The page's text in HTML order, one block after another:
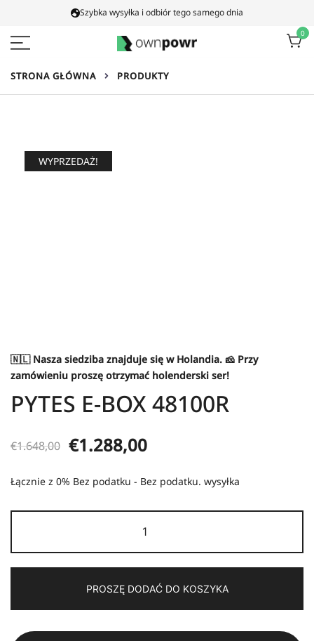
do
Szybka wysyłka i odbiór tego samego dnia
0
STRONA GŁÓWNA PRODUKTY
WYPRZEDAŻ!
🇳🇱 Nasza siedziba znajduje się w Holandia. 🧀 Przy
zamówieniu proszę otrzymać holenderski ser!
PYTES E-BOX 48100R
€1.648,00 Pierwotna
cena
€1.648,00.
€1.288,00Aktualna
cena:
Łącznie z 0% Bez podatku - Bez podatku. wysyłka
E-
48100R
PROSZĘ DODAĆ DO KOSZYKA